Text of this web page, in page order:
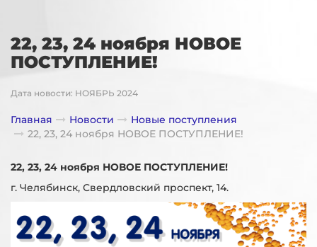
22, 23, 24 ноября НОВОЕ
ПОСТУПЛЕНИЕ!
Дата новости: НОЯБРЬ 2024
Главная Новости
Новые поступления
22, 23, 24 ноября НОВОЕ ПОСТУПЛЕНИЕ!
22, 23, 24 ноября НОВОЕ ПОСТУПЛЕНИЕ!
г. Челябинск, Свердловский проспект, 14.